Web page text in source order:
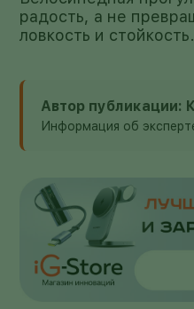
радость, а не
ловкость и стойкость.
Автор публикации:
Информация об